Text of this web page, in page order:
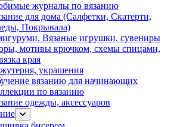
журналы по вязанию
для дома (Салфетки, Скатерти,
Покрывала)
Вязаные игрушки, сувениры
мотивы крючком, схемы спицами,
края
украшения
вязанию для начинающих
по вязанию
одежды, аксессуаров